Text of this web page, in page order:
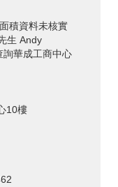
積資料未核實
生 Andy
華成工商中心
10樓